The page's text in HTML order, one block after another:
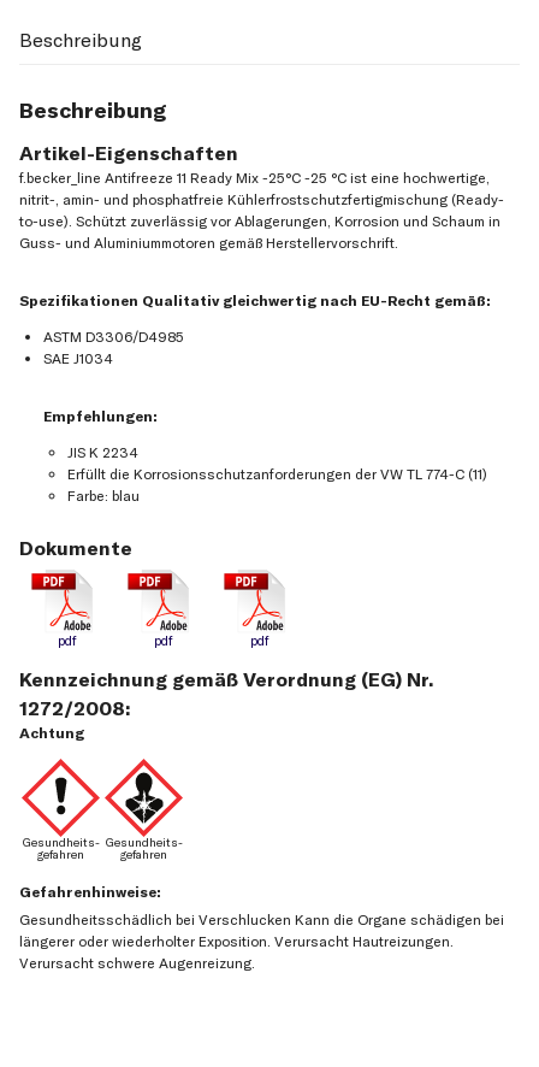
Beschreibung
Beschreibung
Artikel-Eigenschaften
f.becker_line Antifreeze 11 Ready Mix -25°C -25 °C ist eine hochwertige,
nitrit-, amin- und phosphatfreie Kühlerfrostschutzfertigmischung (Ready-
to-use). Schützt zuverlässig vor Ablagerungen, Korrosion und Schaum in
Guss- und Aluminiummotoren gemäß Herstellervorschrift.
Spezifikationen Qualitativ gleichwertig nach EU-Recht gemäß:
ASTM D3306/D4985
SAE J1034
Empfehlungen:
JIS K 2234
Erfüllt die Korrosionsschutzanforderungen der VW TL 774-C (11)
Farbe: blau
Dokumente
pdf pdf pdf
Kennzeichnung gemäß Verordnung (EG) Nr.
1272/2008:
Achtung
Gefahrenhinweise:
Gesundheitsschädlich bei Verschlucken Kann die Organe schädigen bei
längerer oder wiederholter Exposition. Verursacht Hautreizungen.
Verursacht schwere Augenreizung.